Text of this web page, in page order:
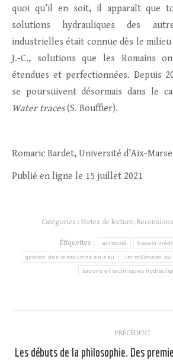
quoi qu’il en soit, il apparaît que
solutions hydrauliques des
industrielles était connue dès le
J.-C., solutions que les Romains
étendues et perfectionnées. Depuis
se poursuivent désormais dans le
Water traces(S. Bouffier).
Romaric Bardet, Université d’Aix-
Publié en ligne le 15 juillet 2021
Catégories : Notes de lecture, Recensions
Étiquettes : antiquité bassin
gestion des ressources en eau Ier millénaire
savoirs et techniques
article
PRÉCÉDENT
Les débuts de la philosophie. Des